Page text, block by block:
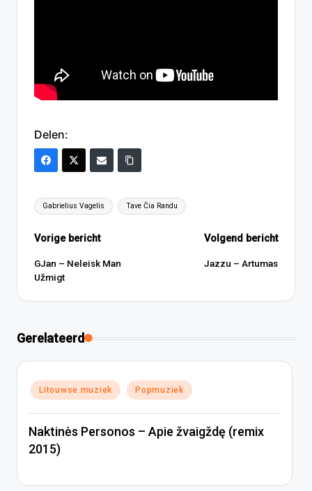
Delen:
Tags:
Gabrielius Vagelis Tave Čia Randu
Bericht
navigatie
Vorige bericht
GJan – Neleisk Man
Užmigt
Volgend bericht
Jazzu – Artumas
Gerelateerd
Geplaatst
in
Litouwse muziek Popmuziek
Naktinės Personos – Apie žvaigždę (remix
2015)